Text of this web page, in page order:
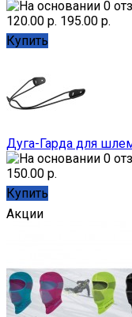
120.00 р. 195.00 р.
Купить
Дуга-Гарда для
150.00 р.
Купить
Акции